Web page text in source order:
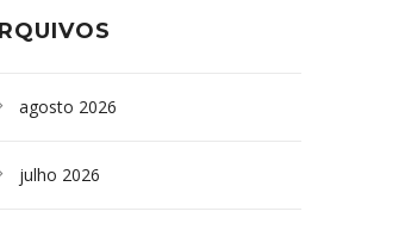
sepultados em SP
agosto 2026
julho 2026